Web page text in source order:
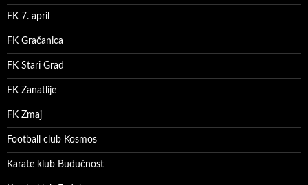
FK 7. april
FK Gračanica
FK Stari Grad
FK Zanatlije
FK Zmaj
Football club Kosmos
Karate klub Budućnost